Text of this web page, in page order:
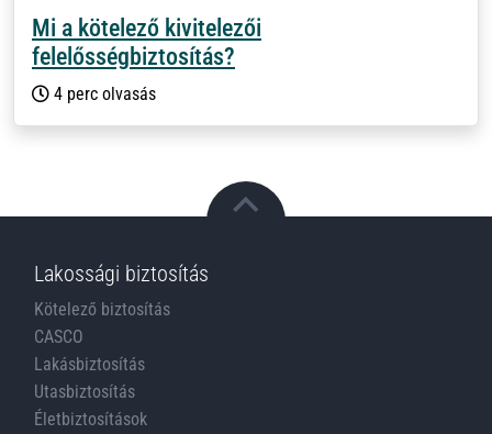
Mi a kötelező kivitelezői
felelősségbiztosítás?
4 perc olvasás
Lakossági biztosítás
Kötelező biztosítás
CASCO
Lakásbiztosítás
Utasbiztosítás
Életbiztosítások